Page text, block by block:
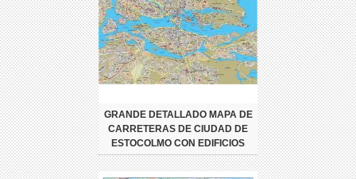
GRANDE DETALLADO MAPA DE
CARRETERAS DE CIUDAD DE
ESTOCOLMO CON EDIFICIOS